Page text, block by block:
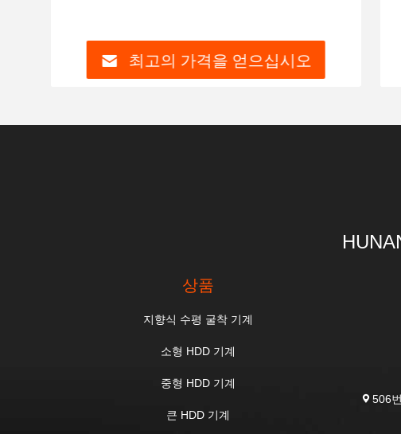
최고의 가격을 얻으십시오
상품
지향식 수평 굴착 기계
소형 HDD 기계
중형 HDD 기계
큰 HDD 기계
506